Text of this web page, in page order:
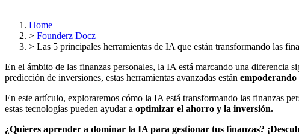
Home
> Founderz Docz
> Las 5 principales herramientas de IA que están transformando las
En el ámbito de las finanzas personales, la IA está marcando una diferencia
predicción de inversiones, estas herramientas avanzadas están empoderando
En este artículo, exploraremos cómo la IA está transformando las finanzas
estas tecnologías pueden ayudar a optimizar el ahorro y la inversión.
¿Quieres aprender a dominar la IA para gestionar tus finanzas?